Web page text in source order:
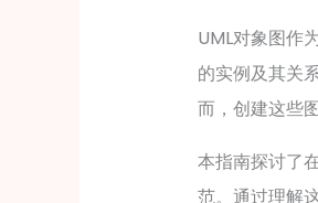
UML对象图作
的实例及其关
而，创建这些
本指南探讨了
范。通过理解